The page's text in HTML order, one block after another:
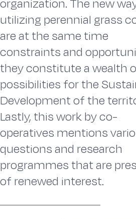
organization. The new
utilizing perennial grass
are at the same time
constraints and
they constitute a wealth
possibilities for the
Development of the
Lastly, this work by co-
operatives mentions
questions and research
programmes that are
of renewed interest.